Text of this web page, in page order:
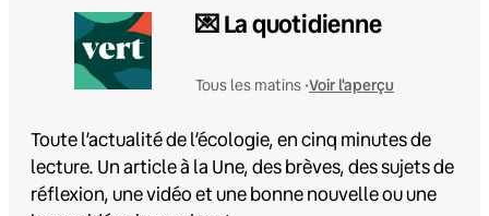
💌 La quotidienne
Tous les matins •Voir l'aperçu
Toute l’actualité de l’écologie, en cinq minutes de
lecture. Un article à la Une, des brèves, des sujets de
réflexion, une vidéo et une bonne nouvelle ou une